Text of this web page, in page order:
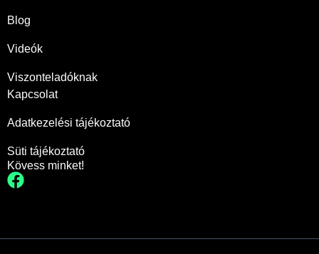
Blog
Videók
Viszonteladóknak
Kapcsolat
Adatkezelési tájékoztató
Süti tájékoztató
Kövess minket!